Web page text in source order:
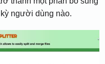
người dùng nào.